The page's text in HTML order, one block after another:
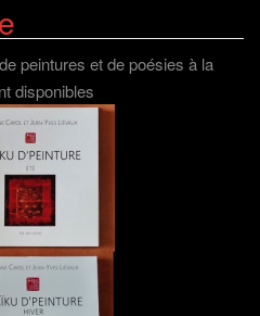
peintures et de poésies à la
disponibles